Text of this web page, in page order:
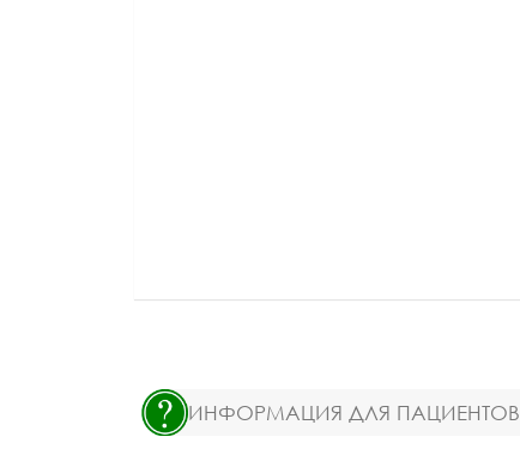
ИНФОРМАЦИЯ ДЛЯ ПАЦИЕНТОВ